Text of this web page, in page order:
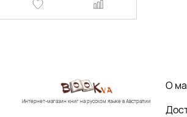
Интернет-магазин книг на русском языке в Австралии
О